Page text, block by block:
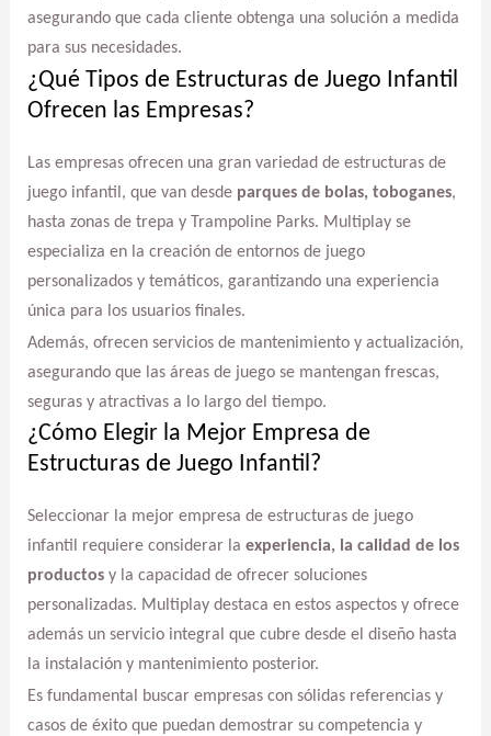
asegurando que cada cliente obtenga una solución a medida
para sus necesidades.
¿Qué Tipos de Estructuras de Juego Infantil
Ofrecen las Empresas?
Las empresas ofrecen una gran variedad de estructuras de
juego infantil, que van desde parques de bolas, toboganes,
hasta zonas de trepa y Trampoline Parks. Multiplay se
especializa en la creación de entornos de juego
personalizados y temáticos, garantizando una experiencia
única para los usuarios finales.
Además, ofrecen servicios de mantenimiento y actualización,
asegurando que las áreas de juego se mantengan frescas,
seguras y atractivas a lo largo del tiempo.
¿Cómo Elegir la Mejor Empresa de
Estructuras de Juego Infantil?
Seleccionar la mejor empresa de estructuras de juego
infantil requiere considerar la experiencia, la calidad de los
productosy la capacidad de ofrecer soluciones
personalizadas. Multiplay destaca en estos aspectos y ofrece
además un servicio integral que cubre desde el diseño hasta
la instalación y mantenimiento posterior.
Es fundamental buscar empresas con sólidas referencias y
casos de éxito que puedan demostrar su competencia y